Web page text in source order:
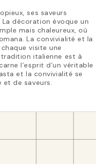
ses saveurs
décoration évoque un
mais chaleureux, où
La convivialité et la
visite une
italienne est à
l’esprit d’un véritable
et la convivialité se
et de saveurs.